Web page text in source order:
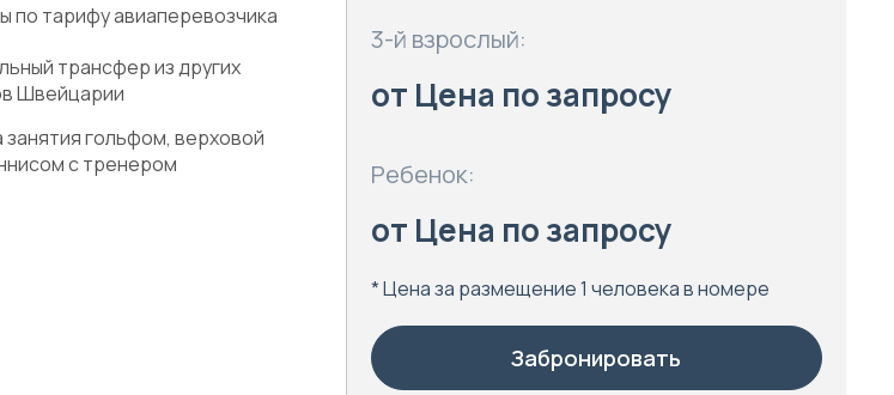
по тарифу авиаперевозчика
трансфер из других
Швейцарии
занятия гольфом, верховой
с тренером
3-й взрослый:
от Цена по запросу
Ребенок:
от Цена по запросу
* Цена за размещение 1 человека в номере
Забронировать